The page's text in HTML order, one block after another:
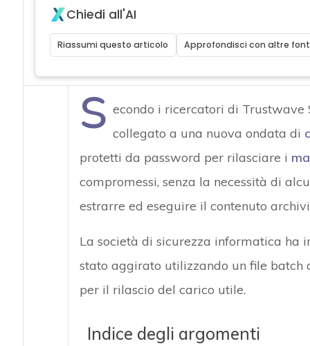
Chiedi all'AI
Riassumi questo articolo Approfondisci con altre
S econdo i ricercatori di Trustwave
collegato a una nuova ondata di
protetti da password per rilasciare i
compromessi, senza la necessità di
estrarre ed eseguire il contenuto
La società di sicurezza informatica ha
stato aggirato utilizzando un file
per il rilascio del carico utile.
Indice degli argomenti